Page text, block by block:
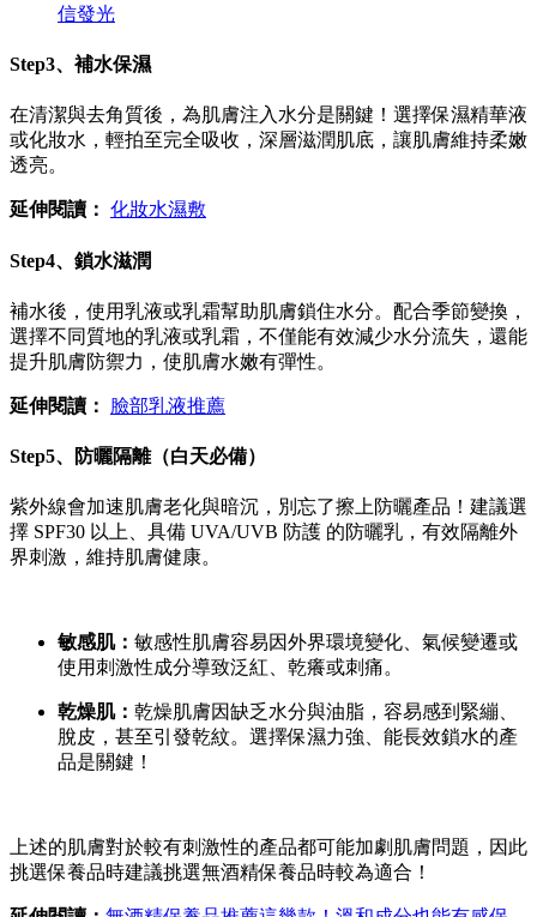
信發光
Step3、補水保濕
在清潔與去角質後，為肌膚注入水分是關鍵！選擇保濕精華液
或化妝水，輕拍至完全吸收，深層滋潤肌底，讓肌膚維持柔嫩
透亮。
延伸閱讀： 化妝水濕敷
Step4、鎖水滋潤
補水後，使用乳液或乳霜幫助肌膚鎖住水分。配合季節變換，
選擇不同質地的乳液或乳霜，不僅能有效減少水分流失，還能
提升肌膚防禦力，使肌膚水嫩有彈性。
延伸閱讀： 臉部乳液推薦
Step5、防曬隔離（白天必備）
紫外線會加速肌膚老化與暗沉，別忘了擦上防曬產品！建議選
擇 SPF30 以上、具備 UVA/UVB 防護 的防曬乳，有效隔離外
界刺激，維持肌膚健康。
敏感肌： 敏感性肌膚容易因外界環境變化、氣候變遷或
使用刺激性成分導致泛紅、乾癢或刺痛。
乾燥肌： 乾燥肌膚因缺乏水分與油脂，容易感到緊繃、
脫皮，甚至引發乾紋。選擇保濕力強、能長效鎖水的產
品是關鍵！
上述的肌膚對於較有刺激性的產品都可能加劇肌膚問題，因此
挑選保養品時建議挑選無酒精保養品時較為適合！